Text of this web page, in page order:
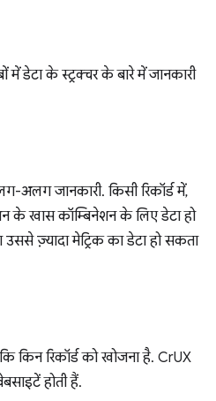
डेटा के स्ट्रक्चर के बारे में जानकारी
अलग जानकारी. किसी रिकॉर्ड में,
के खास कॉम्बिनेशन के लिए डेटा हो
ज़्यादा मेट्रिक का डेटा हो सकता
किन रिकॉर्ड को खोजना है. CrUX
होती हैं.